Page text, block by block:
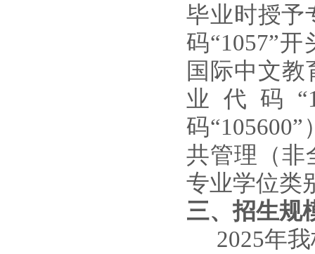
毕业时授予
码“1057”开
国际中文教
业 代码
码
共管理（非
专业学位类
三、招生规
2025年